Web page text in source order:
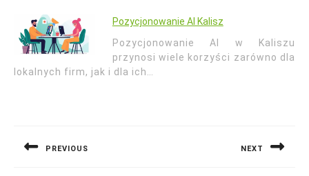
Pozycjonowanie AI Kalisz
Pozycjonowanie AI w Kaliszu
przynosi wiele korzyści zarówno dla
lokalnych firm, jak i dla ich…
PREVIOUS NEXT